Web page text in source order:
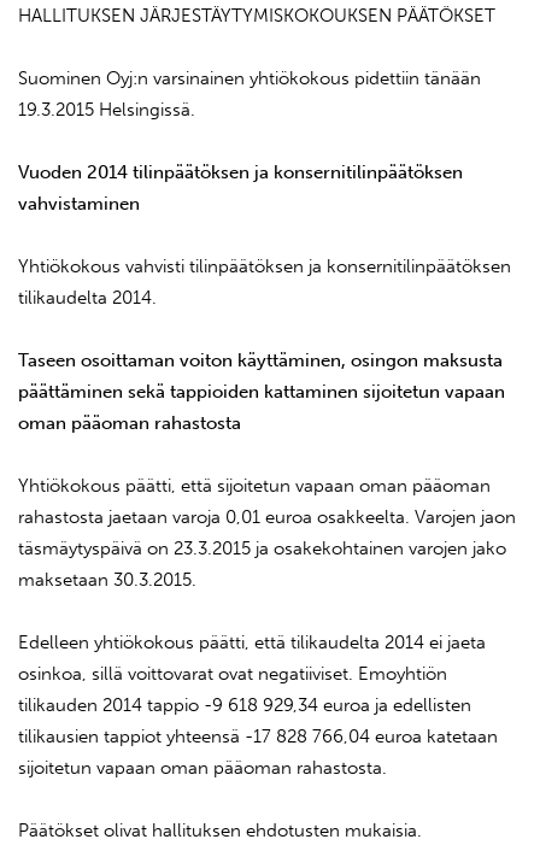
HALLITUKSEN JÄRJESTÄYTYMISKOKOUKSEN PÄÄTÖKSET
Suominen Oyj:n varsinainen yhtiökokous pidettiin tänään
19.3.2015 Helsingissä.
Vuoden 2014 tilinpäätöksen ja konsernitilinpäätöksen
vahvistaminen
Yhtiökokous vahvisti tilinpäätöksen ja konsernitilinpäätöksen
tilikaudelta 2014.
Taseen osoittaman voiton käyttäminen, osingon maksusta
päättäminen sekä tappioiden kattaminen sijoitetun vapaan
oman pääoman rahastosta
Yhtiökokous päätti, että sijoitetun vapaan oman pääoman
rahastosta jaetaan varoja 0,01 euroa osakkeelta. Varojen jaon
täsmäytyspäivä on 23.3.2015 ja osakekohtainen varojen jako
maksetaan 30.3.2015.
Edelleen yhtiökokous päätti, että tilikaudelta 2014 ei jaeta
osinkoa, sillä voittovarat ovat negatiiviset. Emoyhtiön
tilikauden 2014 tappio -9 618 929,34 euroa ja edellisten
tilikausien tappiot yhteensä -17 828 766,04 euroa katetaan
sijoitetun vapaan oman pääoman rahastosta.
Päätökset olivat hallituksen ehdotusten mukaisia.